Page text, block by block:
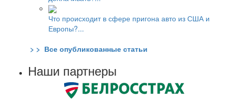
Что происходит в сфере пригона авто из США и
Европы?...
> > Все опубликованные статьи
Наши партнеры